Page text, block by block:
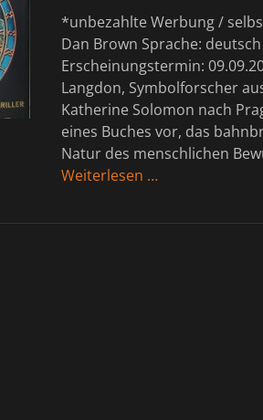
*unbezahlte Werbung /
Dan Brown Sprache:
Erscheinungstermin:
Langdon, Symbolforscher
Katherine Solomon nach
eines Buches vor, das
Natur des menschlichen
Weiterlesen …